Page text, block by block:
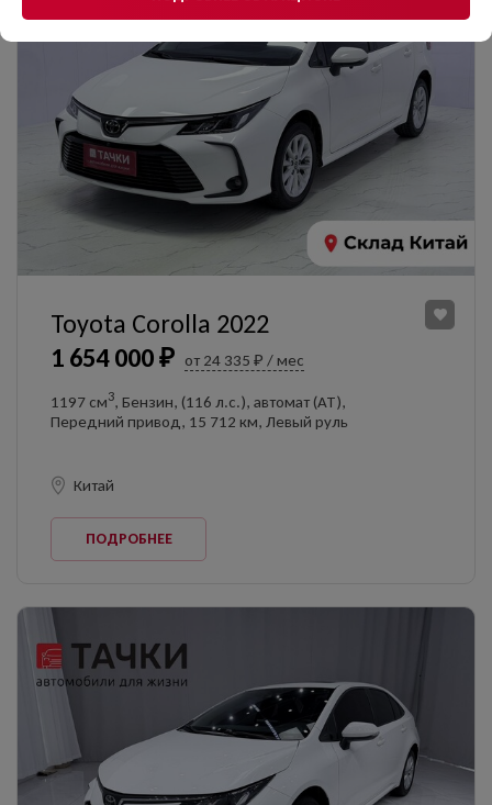
1 654 000 ₽ от 24 335 ₽ / мес
Toyota Corolla 2022
1197 см3, Бензин, (116 л.с.), автомат (AT),
Передний привод, 15 712 км, Левый руль
Китай
ПОДРОБНЕЕ
УЗНАТЬ ЦЕНУ
Даю согласие на обработку
персональных данных
и соглашаюсь сполитикой
конфиденциальности
ОФОРМИТЬ ОНЛАЙН